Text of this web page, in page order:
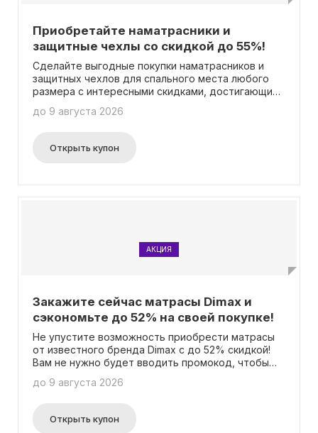
Приобретайте наматрасники и
защитные чехлы со скидкой до 55%!
Сделайте выгодные покупки наматрасников и
защитных чехлов для спального места любого
размера с интересными скидками, достигающими
для получения этой выгоды.
до 9 августа 2026
Открыть купон
АКЦИЯ
Закажите сейчас матрасы Dimax и
сэкономьте до 52% на своей покупке!
Не упустите возможность приобрести матрасы
от известного бренда Dimax с до 52% скидкой!
Вам не нужно будет вводить промокод, чтобы
до 9 августа 2026
Открыть купон